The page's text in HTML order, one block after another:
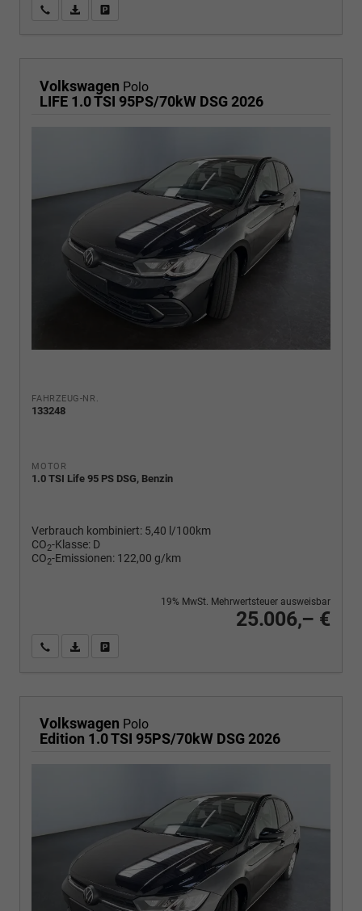
Wir rufen Sie anPDF-Fahrzeugexposé drucken
Volkswagen Polo
LIFE 1.0 TSI 95PS/70kW DSG 2026
FAHRZEUG-NR.
133248
MOTOR
1.0 TSI Life 95 PS DSG, Benzin
Verbrauch kombiniert: 5,40 l/100km
CO2-Klasse: D
CO2-Emissionen: 122,00 g/km
25.006,– €
19% MwSt. Mehrwertsteuer ausweisbar
Wir rufen Sie anPDF-Fahrzeugexposé drucken
Volkswagen Polo
Edition 1.0 TSI 95PS/70kW DSG 2026